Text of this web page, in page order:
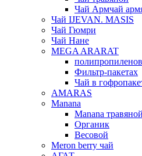
Чай Армчай
Чай IJEVAN. MASIS
Чай Гюмри
Чай Нане
MEGA ARARAT
Фильтр-пакетах
Чай в
AMARAS
Manana
Manana травяной
Органик
Весовой
Meron berry чай